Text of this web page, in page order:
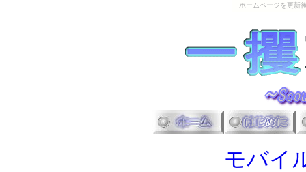
ホームページを更新
モバイ